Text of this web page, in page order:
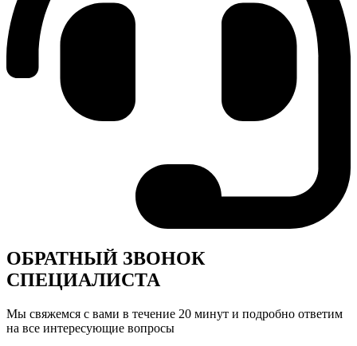
ОБРАТНЫЙ ЗВОНОК
СПЕЦИАЛИСТА
Мы свяжемся с вами в течение 20 минут и подробно ответим
на все интересующие вопросы